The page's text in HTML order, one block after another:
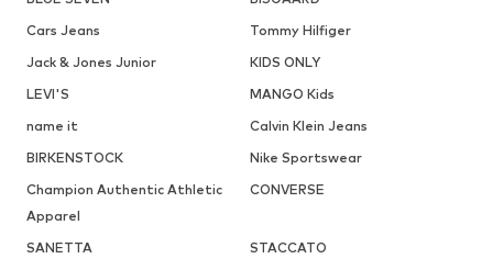
Cars Jeans
Tommy Hilfiger
Jack & Jones Junior
KIDS ONLY
LEVI'S
MANGO Kids
name it
Calvin Klein Jeans
BIRKENSTOCK
Nike Sportswear
Champion Authentic Athletic
Apparel
CONVERSE
SANETTA
STACCATO